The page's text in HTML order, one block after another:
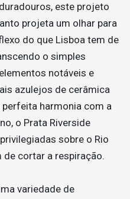
este projeto
projeta um olhar para
do que Lisboa tem de
o simples
notáveis e
azulejos de cerâmica
harmonia com a
o Prata Riverside
sobre o Rio
de cortar a respiração.
variedade de